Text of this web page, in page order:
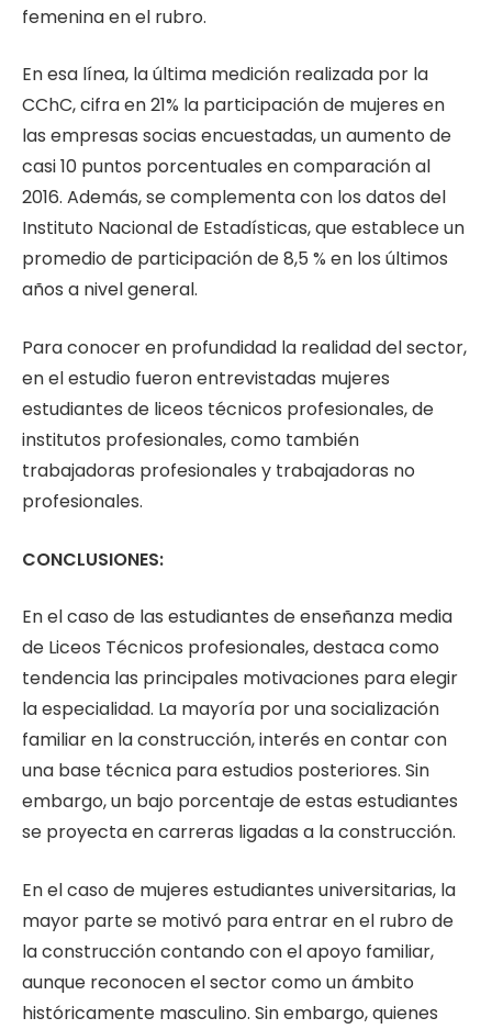
femenina en el rubro.
En esa línea, la última medición realizada por la
CChC, cifra en 21% la participación de mujeres en
las empresas socias encuestadas, un aumento de
casi 10 puntos porcentuales en comparación al
2016. Además, se complementa con los datos del
Instituto Nacional de Estadísticas, que establece un
promedio de participación de 8,5 % en los últimos
años a nivel general.
Para conocer en profundidad la realidad del sector,
en el estudio fueron entrevistadas mujeres
estudiantes de liceos técnicos profesionales, de
institutos profesionales, como también
trabajadoras profesionales y trabajadoras no
profesionales.
CONCLUSIONES:
En el caso de las estudiantes de enseñanza media
de Liceos Técnicos profesionales, destaca como
tendencia las principales motivaciones para elegir
la especialidad. La mayoría por una socialización
familiar en la construcción, interés en contar con
una base técnica para estudios posteriores. Sin
embargo, un bajo porcentaje de estas estudiantes
se proyecta en carreras ligadas a la construcción.
En el caso de mujeres estudiantes universitarias, la
mayor parte se motivó para entrar en el rubro de
la construcción contando con el apoyo familiar,
aunque reconocen el sector como un ámbito
históricamente masculino. Sin embargo, quienes